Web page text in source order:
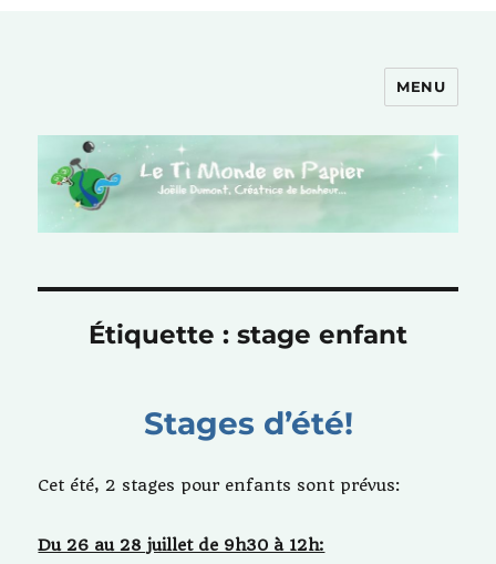
MENU
Étiquette : stage enfant
Stages d’été!
Cet été, 2 stages pour enfants sont prévus:
Du 26 au 28 juillet de 9h30 à 12h: